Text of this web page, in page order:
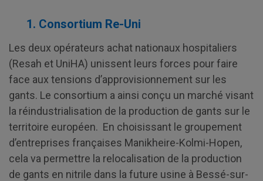
1. Consortium Re-Uni
Les deux opérateurs achat nationaux hospitaliers
(Resah et UniHA) unissent leurs forces pour faire
face aux tensions d’approvisionnement sur les
gants. Le consortium a ainsi conçu un marché visant
la réindustrialisation de la production de gants sur le
territoire européen. En choisissant le groupement
d’entreprises françaises Manikheire-Kolmi-Hopen,
cela va permettre la relocalisation de la production
de gants en nitrile dans la future usine à Bessé-sur-